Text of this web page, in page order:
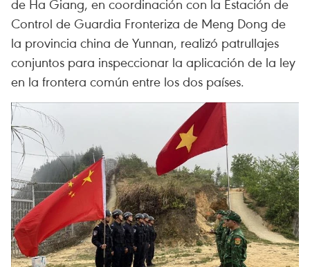
de Ha Giang, en coordinación con la Estación de
Control de Guardia Fronteriza de Meng Dong de
la provincia china de Yunnan, realizó patrullajes
conjuntos para inspeccionar la aplicación de la ley
en la frontera común entre los dos países.